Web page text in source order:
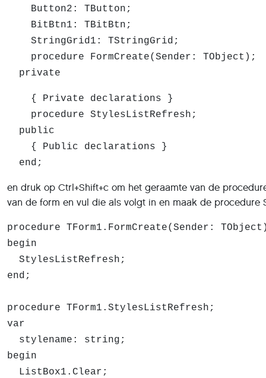
Button2: TButton;
BitBtn1: TBitBtn;
StringGrid1: TStringGrid;
procedure FormCreate(Sender: TObject);
private
{ Private declarations }
procedure StylesListRefresh;
public
{ Public declarations }
end;
en druk op Ctrl+Shift+c om het geraamte van de
van de form en vul die als volgt in en maak de procedure
procedure TForm1.FormCreate(Sender:
begin
StylesListRefresh;
end;
procedure TForm1.StylesListRefresh;
var
stylename: string;
begin
ListBox1.Clear;